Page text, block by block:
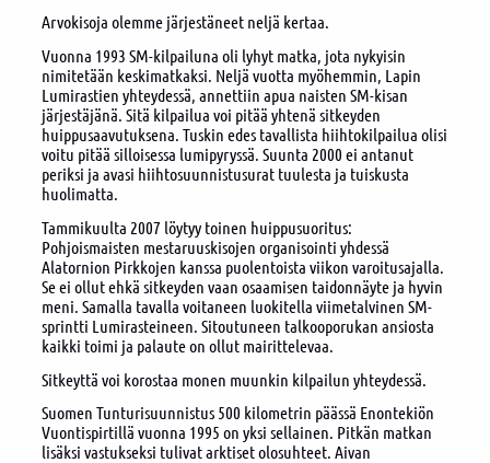
Arvokisoja olemme järjestäneet neljä kertaa.
Vuonna 1993 SM-kilpailuna oli lyhyt matka, jota nykyisin
nimitetään keskimatkaksi. Neljä vuotta myöhemmin, Lapin
Lumirastien yhteydessä, annettiin apua naisten SM-kisan
järjestäjänä. Sitä kilpailua voi pitää yhtenä sitkeyden
huippusaavutuksena. Tuskin edes tavallista hiihtokilpailua olisi
voitu pitää silloisessa lumipyryssä. Suunta 2000 ei antanut
periksi ja avasi hiihtosuunnistusurat tuulesta ja tuiskusta
huolimatta.
Tammikuulta 2007 löytyy toinen huippusuoritus:
Pohjoismaisten mestaruuskisojen organisointi yhdessä
Alatornion Pirkkojen kanssa puolentoista viikon varoitusajalla.
Se ei ollut ehkä sitkeyden vaan osaamisen taidonnäyte ja hyvin
meni. Samalla tavalla voitaneen luokitella viimetalvinen SM-
sprintti Lumirasteineen. Sitoutuneen talkooporukan ansiosta
kaikki toimi ja palaute on ollut mairittelevaa.
Sitkeyttä voi korostaa monen muunkin kilpailun yhteydessä.
Suomen Tunturisuunnistus 500 kilometrin päässä Enontekiön
Vuontispirtillä vuonna 1995 on yksi sellainen. Pitkän matkan
lisäksi vastukseksi tulivat arktiset olosuhteet. Aivan